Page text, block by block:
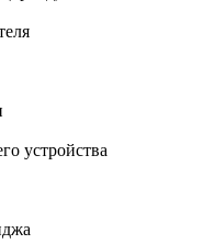
устройства